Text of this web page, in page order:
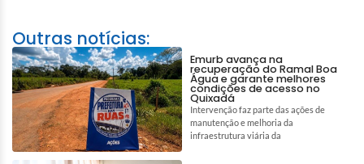
Outras notícias:
Emurb avança na
recuperação do Ramal Boa
Água e garante melhores
condições de acesso no
Quixadá
Intervenção faz parte das ações de
manutenção e melhoria da
infraestrutura viária da